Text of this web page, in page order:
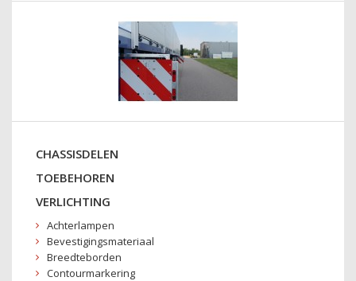
CHASSISDELEN
TOEBEHOREN
VERLICHTING
Achterlampen
Bevestigingsmateriaal
Breedteborden
Contourmarkering